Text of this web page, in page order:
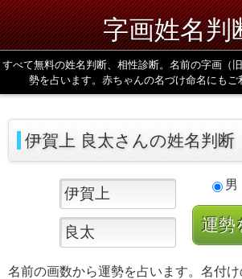
字画姓名判
すべて無料の姓名判断、相性診断。名前の字画（
勢を占います。赤ちゃんの名づけ命名にもご
伊賀上 良太さんの姓名判断
男
名前の画数から運勢を占います。名付